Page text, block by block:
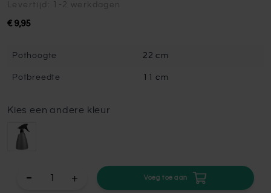
Levertijd: 1-2 werkdagen
€ 9,95
Pothoogte 22 cm
Potbreedte 11 cm
Kies een andere kleur
+ Voeg toe aan